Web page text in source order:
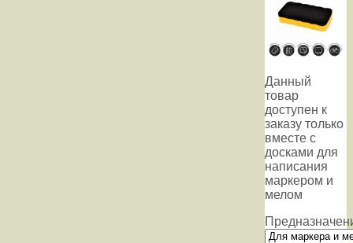
Данный
товар
доступен к
заказу только
вместе с
досками для
написания
маркером и
мелом